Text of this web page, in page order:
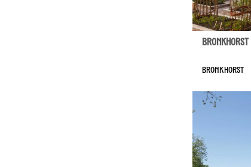
Bronkhorst
Bronkhorst